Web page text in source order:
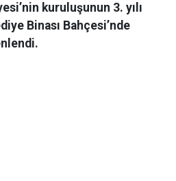
kuruluşunun 3. yılı
Binası Bahçesi’nde